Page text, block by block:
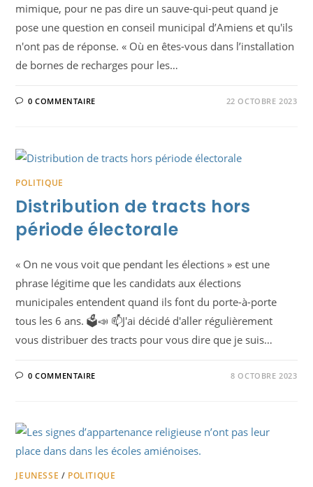
mimique, pour ne pas dire un sauve-qui-peut quand je
pose une question en conseil municipal d’Amiens et qu'ils
n'ont pas de réponse. « Où en êtes-vous dans l’installation
de bornes de recharges pour les…
0 COMMENTAIRE 22 OCTOBRE 2023
POLITIQUE
Distribution de tracts hors
période électorale
« On ne vous voit que pendant les élections » est une
phrase légitime que les candidats aux élections
municipales entendent quand ils font du porte-à-porte
tous les 6 ans. 🗳️📣 📫J'ai décidé d'aller régulièrement
vous distribuer des tracts pour vous dire que je suis…
0 COMMENTAIRE 8 OCTOBRE 2023
JEUNESSE / POLITIQUE